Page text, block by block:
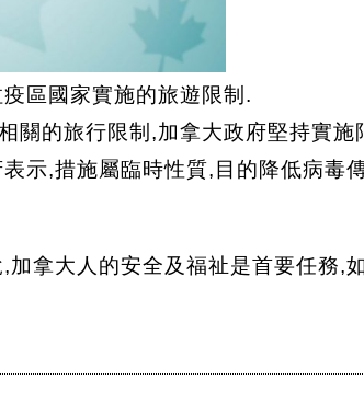
區國家實施的旅遊限制.
關的旅行限制,加拿大政府堅持實施
示,措施屬臨時性質,目的降低病毒
拿大人的安全及福祉是首要任務,